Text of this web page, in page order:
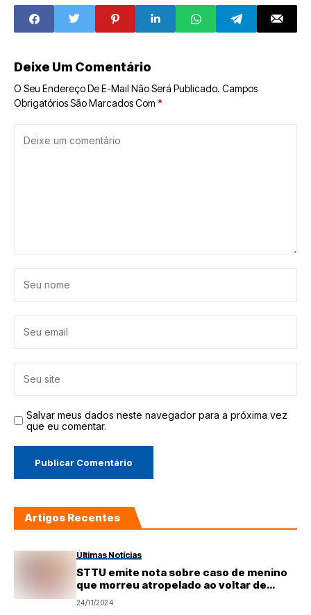
tem nova busca e
apreensão
Deixe Um Comentário
O Seu Endereço De E-Mail Não Será Publicado. Campos
Obrigatórios São Marcados Com *
Salvar meus dados neste navegador para a próxima vez
que eu comentar.
Artigos Recentes
Últimas Notícias
STTU emite nota sobre caso de menino
que morreu atropelado ao voltar de
igreja em Natal
24/11/2024